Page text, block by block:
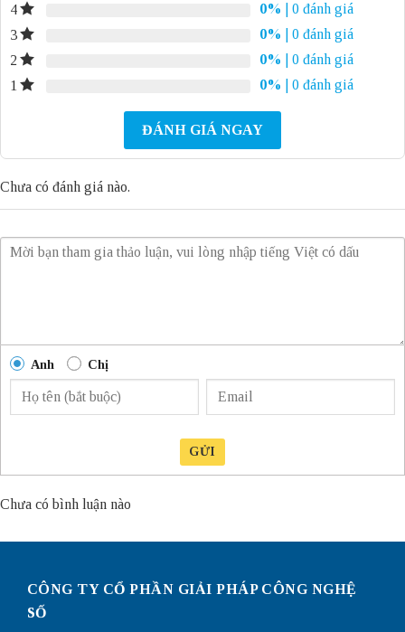
4
0%
| 0 đánh giá
3
0%
| 0 đánh giá
2
0%
| 0 đánh giá
1
0% | 0 đánh giá
ĐÁNH GIÁ NGAY
Chưa có đánh giá nào.
Anh Chị
GỬI
Chưa có bình luận nào
CÔNG TY CỔ PHẦN GIẢI PHÁP CÔNG NGHỆ
SỐ